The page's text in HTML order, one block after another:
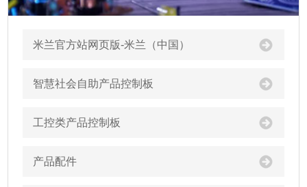
米兰官方站网页版-米兰（中国）
智慧社会自助产品控制板
工控类产品控制板
产品配件